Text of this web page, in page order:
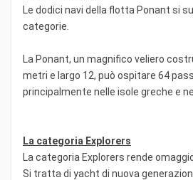
Le dodici navi della flotta Ponant si
categorie.
La Ponant, un magnifico veliero
metri e largo 12, può ospitare 64
principalmente nelle isole greche e
La categoria Explorers
La categoria Explorers rende
Si tratta di yacht di nuova